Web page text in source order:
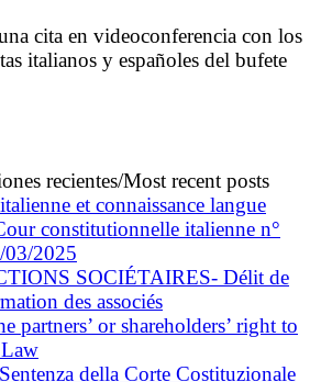
recientes/Most recent posts
et connaissance langue
constitutionnelle italienne n°
03/2025
SOCIÉTAIRES- Délit de
des associés
partners’ or shareholders’ right to
della Corte Costituzionale